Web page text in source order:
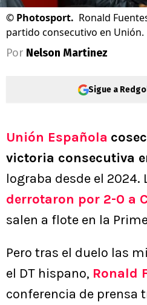
© Photosport. Ronald
partido consecutivo en Unión.
Por Nelson Martinez
Sigue a
Unión Española
victoria consecutiva
lograba desde el 2024.
derrotaron por 2-0 a
salen a flote en la
Pero tras el duelo las
el DT hispano, Ronald
conferencia de prensa